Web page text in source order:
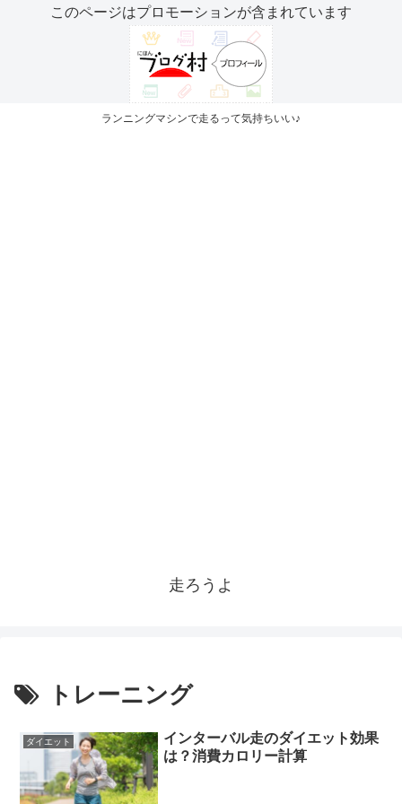
このページはプロモーションが含まれています
ランニングマシンで走るって気持ちいい♪
走ろうよ
トレーニング
ダイエット
インターバル走のダイエット効果
は？消費カロリー計算